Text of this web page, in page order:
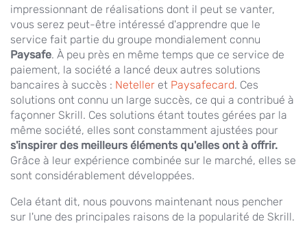
impressionnant de réalisations dont il peut se vanter,
vous serez peut-être intéressé d'apprendre que le
service fait partie du groupe mondialement connu
Paysafe. À peu près en même temps que ce service de
paiement, la société a lancé deux autres solutions
bancaires à succès : Neteller et Paysafecard. Ces
solutions ont connu un large succès, ce qui a contribué à
façonner Skrill. Ces solutions étant toutes gérées par la
même société, elles sont constamment ajustées pour
s'inspirer des meilleurs éléments qu'elles ont à offrir.
Grâce à leur expérience combinée sur le marché, elles se
sont considérablement développées.
Cela étant dit, nous pouvons maintenant nous pencher
sur l'une des principales raisons de la popularité de Skrill.